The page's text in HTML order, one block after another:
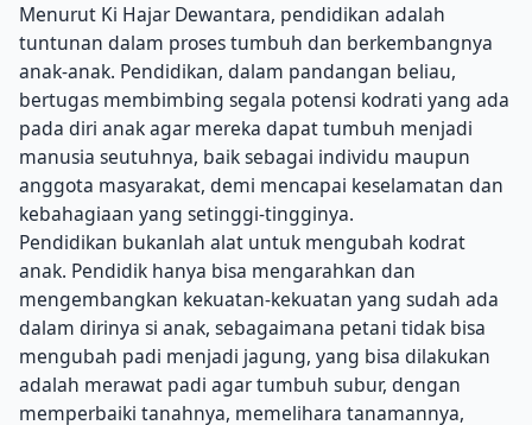
Menurut Ki Hajar Dewantara, pendidikan adalah
tuntunan dalam proses tumbuh dan berkembangnya
anak-anak. Pendidikan, dalam pandangan beliau,
bertugas membimbing segala potensi kodrati yang ada
pada diri anak agar mereka dapat tumbuh menjadi
manusia seutuhnya, baik sebagai individu maupun
anggota masyarakat, demi mencapai keselamatan dan
kebahagiaan yang setinggi-tingginya.
Pendidikan bukanlah alat untuk mengubah kodrat
anak. Pendidik hanya bisa mengarahkan dan
mengembangkan kekuatan-kekuatan yang sudah ada
dalam dirinya si anak, sebagaimana petani tidak bisa
mengubah padi menjadi jagung, yang bisa dilakukan
adalah merawat padi agar tumbuh subur, dengan
memperbaiki tanahnya, memelihara tanamannya,